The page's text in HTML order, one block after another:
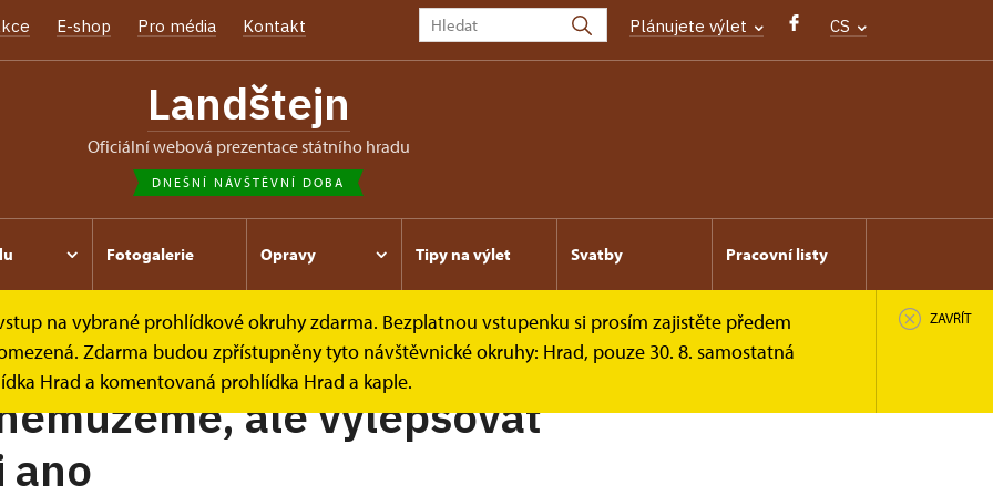
E-shop Pro média Kontakt Plánujete výlet CS
Landštejn
oficiální webová prezentace státního hradu
DNEŠNÍ NÁVŠTĚVNÍ DOBA
Fotogalerie Opravy Tipy na výlet Svatby Pracovní listy
na vybrané prohlídkové okruhy zdarma. Bezplatnou vstupenku si prosím zajistěte předem
Zdarma budou zpřístupněny tyto návštěvnické okruhy: Hrad, pouze 30. 8. samostatná
Hrad a komentovaná prohlídka Hrad a kaple.
ZAVŘÍT
ale vylepšovat
ano